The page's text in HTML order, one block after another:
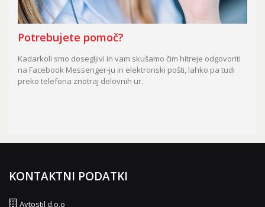
Potrebujete pomoč?
Kadarkoli smo dosegljivi in vam skušamo čim hitreje odgovoriti
na Facebook Messenger-ju in elektronski pošti, lahko pa tudi
preko telefona znotraj delovnih ur.
KONTAKTNI PODATKI
Avtostil d.o.o